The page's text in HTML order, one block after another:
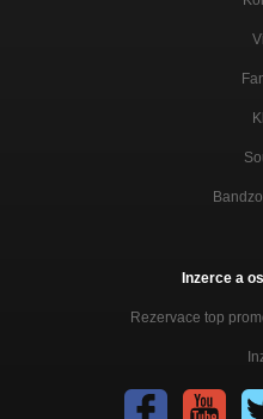
Inzerce a
Rezervace top